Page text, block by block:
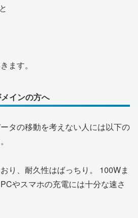
ます。
インの方へ
タの移動を考えない人には以下の
り、耐久性はばっちり。 100Wま
やスマホの充電には十分な速さ